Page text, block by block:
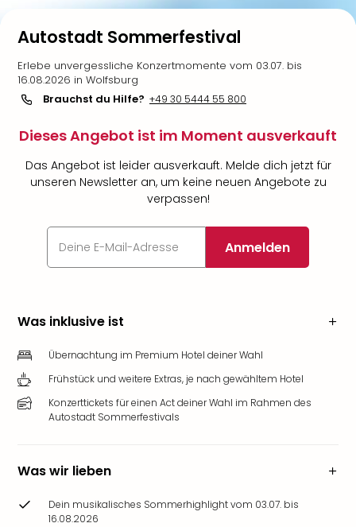
Autostadt Sommerfestival
Erlebe unvergessliche Konzertmomente vom 03.07. bis
16.08.2026 in Wolfsburg
Brauchst du Hilfe? +49 30 5444 55 800
Dieses Angebot ist im Moment ausverkauft
Das Angebot ist leider ausverkauft. Melde dich jetzt für
unseren Newsletter an, um keine neuen Angebote zu
verpassen!
Anmelden
Was inklusive ist
Übernachtung im Premium Hotel deiner Wahl
Frühstück und weitere Extras, je nach gewähltem Hotel
Konzerttickets für einen Act deiner Wahl im Rahmen des
Autostadt Sommerfestivals
Was wir lieben
Dein musikalisches Sommerhighlight vom 03.07. bis
16.08.2026